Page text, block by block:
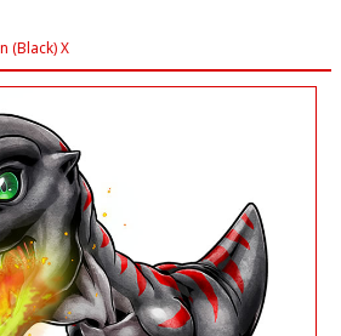
(Black) X